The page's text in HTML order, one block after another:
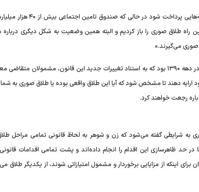
این وضعیت باعث شده حداقل ۵۰ درصد بودجه کشور برای چنین هزینه‌هایی پرداخت شود
راه طلاق صوری را باز کردیم و البته همین وضعیت به شکل دیگری
صوری می‌گیرند.»
اشاره نایب‌رییس مجلس مستند به اصلاحیه قانون سازمان نظام وظیفه در دهه ۱۳۹۰ بود که به استناد تغییرات جدید این قانون، مشمولان
۳۰ ماه از زمان طلاق والدین خود ارایه دهند تا مشخص شود که آیا این طلاق واقعی بوده یا طلاق صوری به
رجعت خواهند کرد.
شرایطی گفته می‌شود که زن و شوهر به لحاظ قانونی تمامی مراحل
حد ظاهر‌سازی این اقدام را انجام داده‌اند و پشت تمامی اقدامات
اینکه از مزایایی برخوردار و مشمول امتیازاتی شوند، از یکدیگر طلاق